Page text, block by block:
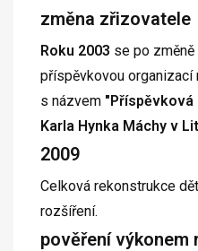
změna zřizovatele
Roku 2003 se po
příspěvkovou organizací
s názvem "Příspěvková
Karla Hynka Máchy v
2009
Celková rekonstrukce
rozšíření.
pověření